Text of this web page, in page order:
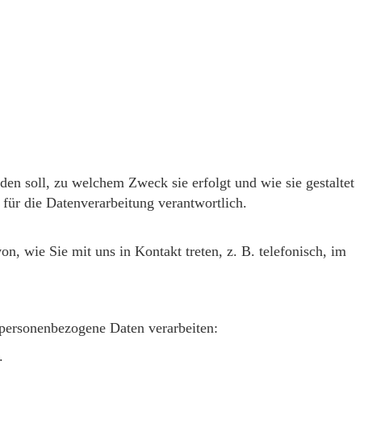
soll, zu welchem Zweck sie erfolgt und wie sie gestaltet
die Datenverarbeitung verantwortlich.
wie Sie mit uns in Kontakt treten, z. B. telefonisch, im
Daten verarbeiten: